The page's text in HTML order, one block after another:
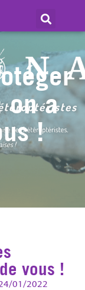
on a
!
vous !
01/2022